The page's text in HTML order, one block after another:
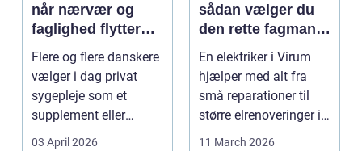
når nærvær og
faglighed flytter
hjem i stuen
Flere og flere danskere
vælger i dag privat
sygepleje som et
supplement eller
alternativ til det off...
03 April 2026
sådan vælger du
den rette fagmand
til opgaven
En elektriker i Virum
hjælper med alt fra
små reparationer til
større elrenoveringer i
bolig, erhver...
11 March 2026